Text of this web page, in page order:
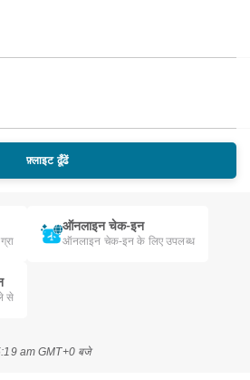
फ़्लाइट ढूँढें
ऑनलाइन चेक-इन
ऑनलाइन चेक-इन के लिए उपलब्ध
से
am GMT+0 बजे